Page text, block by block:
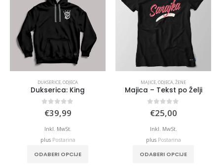
DUKSERICE ODJECA
Dukserica: King
out of 5
€39,99
Inkl. MwSt.
plus Postarina
ODABERI OPCIJE
MAJICE ODJECA ŽENE
Majica – Tekst po Želji
out of 5
€25,00
Inkl. MwSt.
plus Postarina
ODABERI OPCIJE